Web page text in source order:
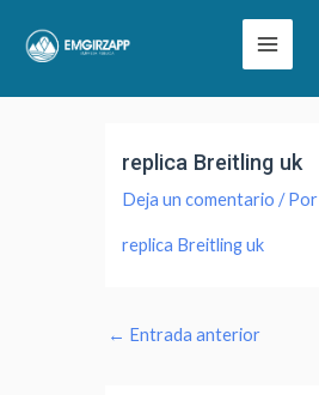
Main
Menu
replica Breitling uk
Deja un comentario / Por
replica Breitling uk
entradas
← Entrada anterior